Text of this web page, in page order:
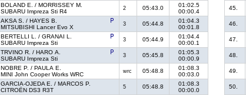
BOLAND E. / MORRISSEY M.
SUBARU Impreza Sti R4
2 05:43.0
01:02.5
00:00.4
AKSA S. / HAYES B.
MITSUBISHI Lancer Evo X
3 05:44.8
01:04.3
00:01.8
BERTELLI L. / GRANAI L.
SUBARU Impreza Sti
3 05:44.9
01:04.4
00:00.1
TRVINO R. / HARO A.
SUBARU Impreza Sti
3 05:45.8
01:05.3
00:00.9
NOBRE P. / PAULA E.
MINI John Cooper Works WRC
wrc 05:48.8
01:08.3
00:03.0
GARCIA-OJEDA E. / MARCOS P.
CITROËN DS3 R3T
5 05:48.8
01:08.3
00:00.0
45.
46.
47.
48.
49.
50.